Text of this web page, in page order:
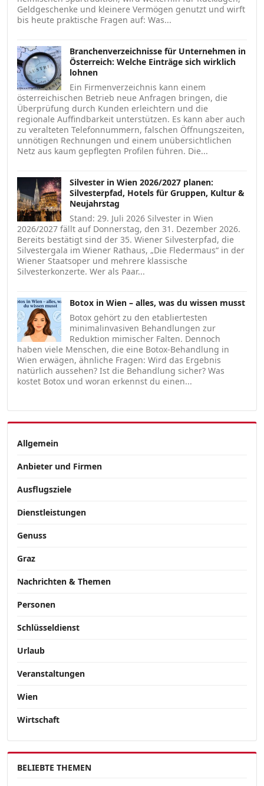
Geldgeschenke und kleinere Vermögen genutzt und wirft
bis heute praktische Fragen auf: Was...
Branchenverzeichnisse für Unternehmen in
Österreich: Welche Einträge sich wirklich
lohnen
Ein Firmenverzeichnis kann einem
österreichischen Betrieb neue Anfragen bringen, die
Überprüfung durch Kunden erleichtern und die
regionale Auffindbarkeit unterstützen. Es kann aber auch
zu veralteten Telefonnummern, falschen Öffnungszeiten,
unnötigen Rechnungen und einem unübersichtlichen
Netz aus kaum gepflegten Profilen führen. Die...
Silvester in Wien 2026/2027 planen:
Silvesterpfad, Hotels für Gruppen, Kultur &
Neujahrstag
Stand: 29. Juli 2026 Silvester in Wien
2026/2027 fällt auf Donnerstag, den 31. Dezember 2026.
Bereits bestätigt sind der 35. Wiener Silvesterpfad, die
Silvestergala im Wiener Rathaus, „Die Fledermaus“ in der
Wiener Staatsoper und mehrere klassische
Silvesterkonzerte. Wer als Paar...
Botox in Wien – alles, was du wissen musst
Botox gehört zu den etabliertesten
minimalinvasiven Behandlungen zur
Reduktion mimischer Falten. Dennoch
haben viele Menschen, die eine Botox-Behandlung in
Wien erwägen, ähnliche Fragen: Wird das Ergebnis
natürlich aussehen? Ist die Behandlung sicher? Was
kostet Botox und woran erkennst du einen...
Allgemein
Anbieter und Firmen
Ausflugsziele
Dienstleistungen
Genuss
Graz
Nachrichten & Themen
Personen
Schlüsseldienst
Urlaub
Veranstaltungen
Wien
Wirtschaft
BELIEBTE THEMEN